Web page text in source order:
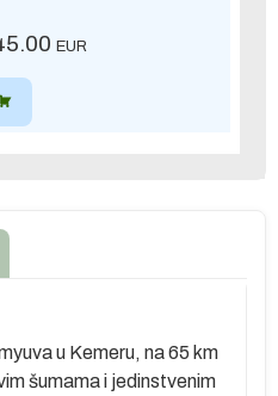
EUR
u Kemeru, na 65 km
šumama i jedinstvenim